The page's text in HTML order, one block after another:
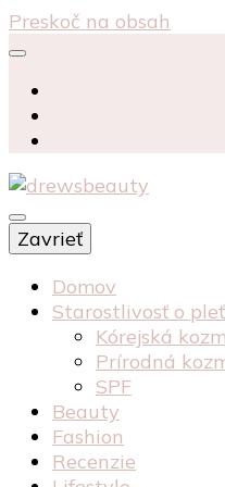
Preskoč na obsah
starostlivosť péče o
kosmetika kozmetika
Zavrieť
Domov
Starostlivosť o pleť
Kórejská
Prírodná
SPF
Beauty
Fashion
Recenzie